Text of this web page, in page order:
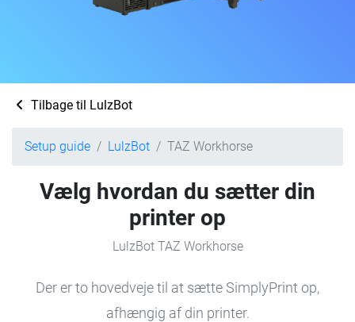
Tilbage til LulzBot
Setup guide LulzBot TAZ Workhorse
Vælg hvordan du sætter din
printer op
LulzBot TAZ Workhorse
Der er to hovedveje til at sætte SimplyPrint op,
afhængig af din printer.